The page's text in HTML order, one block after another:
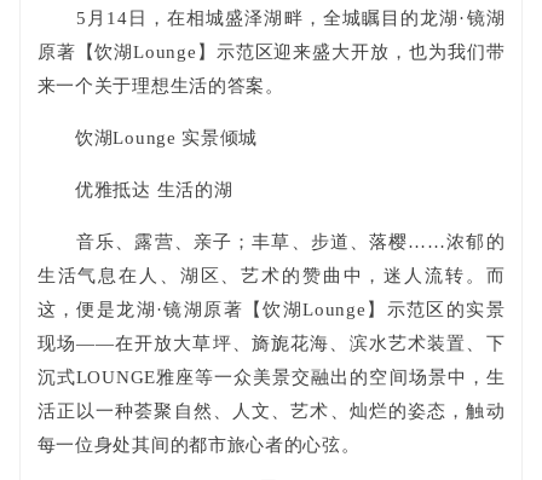
5月14日，在相城盛泽湖畔，全城瞩目的龙湖·镜湖
原著【饮湖Lounge】示范区迎来盛大开放，也为我们带
来一个关于理想生活的答案。
饮湖Lounge 实景倾城
优雅抵达 生活的湖
音乐、露营、亲子；丰草、步道、落樱……浓郁的
生活气息在人、湖区、艺术的赞曲中，迷人流转。而
这，便是龙湖·镜湖原著【饮湖Lounge】示范区的实景
现场——在开放大草坪、旖旎花海、滨水艺术装置、下
沉式LOUNGE雅座等一众美景交融出的空间场景中，生
活正以一种荟聚自然、人文、艺术、灿烂的姿态，触动
每一位身处其间的都市旅心者的心弦。